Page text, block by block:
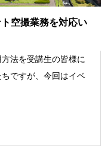
空撮業務を対応い
法を受講生の皆様に
ですが、今回はイベ